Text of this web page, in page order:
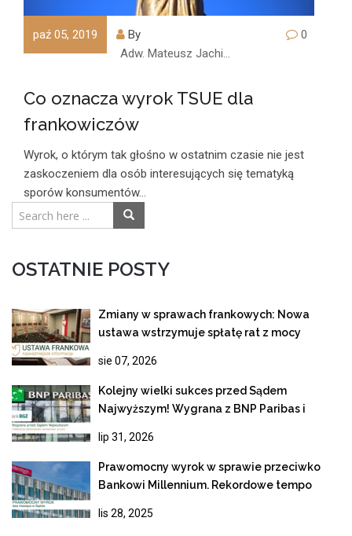
paź 05, 2019
By
Adw. Mateusz Jachimczyk
0
Co oznacza wyrok TSUE dla
frankowiczów
Wyrok, o którym tak głośno w ostatnim czasie nie jest
zaskoczeniem dla osób interesujących się tematyką
sporów konsumentów…
OSTATNIE POSTY
Zmiany w sprawach frankowych: Nowa
ustawa wstrzymuje spłatę rat z mocy
sie 07, 2026
Kolejny wielki sukces przed Sądem
Najwyższym! Wygrana z BNP Paribas i
frankowego
lip 31, 2026
Prawomocny wyrok w sprawie przeciwko
Bankowi Millennium. Rekordowe tempo
lis 28, 2025